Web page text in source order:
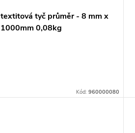
textitová tyč průměr - 8 mm x
1000mm 0,08kg
Kód: 960000080